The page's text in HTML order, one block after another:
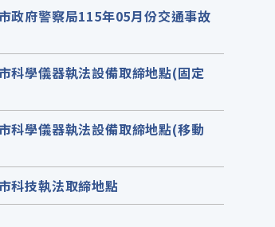
政府警察局115年05月份交通事故
科學儀器執法設備取締地點(固定
科學儀器執法設備取締地點(移動
科技執法取締地點